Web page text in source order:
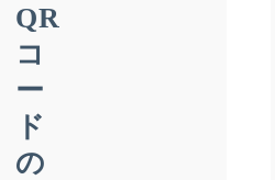
QR
コ
ー
ド
の